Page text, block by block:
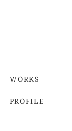
WORKS
PROFILE